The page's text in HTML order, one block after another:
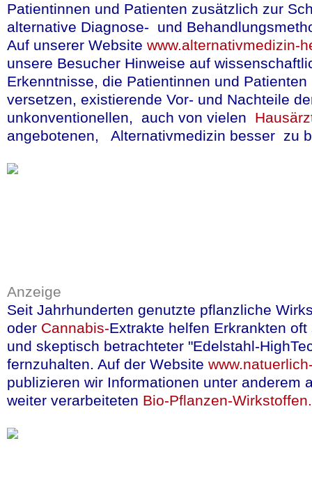
Quelle:Spiegel, 28.11.2025
Abermals
vernünftigen
getrunken -
unter
Herzinfarkt und
mindestens eine
den Patienten der
sollten.
Patientinnen und Patienten zusätzlich zur
alternative Diagnose- und
Auf unserer Website www.alternativmedizin-
unsere Besucher Hinweise auf
Erkenntnisse, die Patientinnen und Patienten
versetzen, existierende Vor- und Nachteile
unkonventionellen, auch von vielen
angebotenen, Alternativmedizin besser zu
Anzeige
Seit Jahrhunderten genutzte pflanzliche
oder Cannabis-Extrakte helfen Erkrankten
und skeptisch betrachteter "Edelstahl-
fernzuhalten. Auf der Website
publizieren wir Informationen unter anderem
weiter verarbeiteten Bio-Pflanzen-Wirkstoffen.